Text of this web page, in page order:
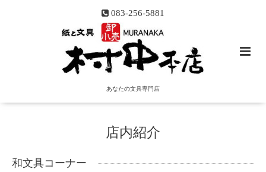
083-256-5881
あなたの文具専門店
店内紹介
和文具コーナー